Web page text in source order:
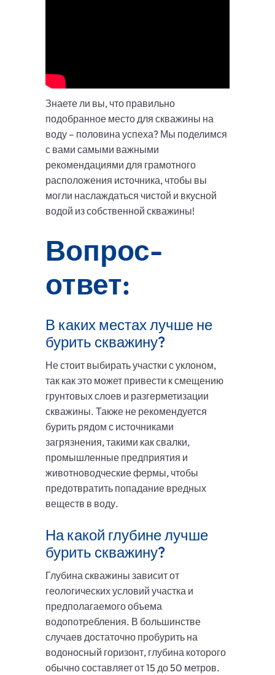
Знаете ли вы, что правильно
подобранное место для скважины на
воду – половина успеха? Мы поделимся
с вами самыми важными
рекомендациями для грамотного
расположения источника, чтобы вы
могли наслаждаться чистой и вкусной
водой из собственной скважины!
Вопрос-
ответ:
В каких местах лучше не
бурить скважину?
Не стоит выбирать участки с уклоном,
так как это может привести к смещению
грунтовых слоев и разгерметизации
скважины. Также не рекомендуется
бурить рядом с источниками
загрязнения, такими как свалки,
промышленные предприятия и
животноводческие фермы, чтобы
предотвратить попадание вредных
веществ в воду.
На какой глубине лучше
бурить скважину?
Глубина скважины зависит от
геологических условий участка и
предполагаемого объема
водопотребления. В большинстве
случаев достаточно пробурить на
водоносный горизонт, глубина которого
обычно составляет от 15 до 50 метров.